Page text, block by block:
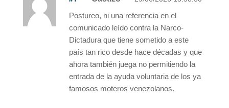
Postureo, ni una referencia en el
comunicado leído contra la Narco-
Dictadura que tiene sometido a este
país tan rico desde hace décadas y que
ahora también juega no permitiendo la
entrada de la ayuda voluntaria de los ya
famosos moteros venezolanos.